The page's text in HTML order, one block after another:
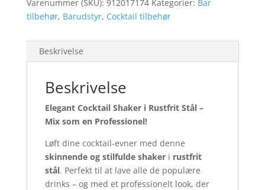
Varenummer (SKU): 912017174 Kategorier: Bar
tilbehør, Barudstyr, Cocktail tilbehør
Beskrivelse
Beskrivelse
Elegant Cocktail Shaker i Rustfrit Stål –
Mix som en Professionel!
Løft dine cocktail-evner med denne
skinnende og stilfulde shakeri rustfrit
stål. Perfekt til at lave alle de populære
drinks – og med et professionelt look, der